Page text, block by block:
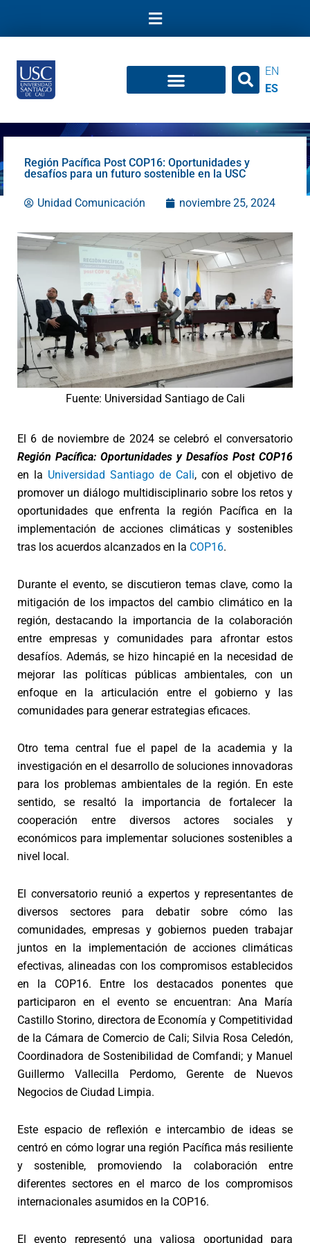
EN
ES
Región Pacífica Post COP16: Oportunidades y
desafíos para un futuro sostenible en la USC
Unidad Comunicación noviembre 25, 2024
Fuente: Universidad Santiago de Cali
El 6 de noviembre de 2024 se celebró el conversatorio
Región Pacífica: Oportunidades y Desafíos Post COP16
en la Universidad Santiago de Cali, con el objetivo de
promover un diálogo multidisciplinario sobre los retos y
oportunidades que enfrenta la región Pacífica en la
implementación de acciones climáticas y sostenibles
tras los acuerdos alcanzados en la COP16.
Durante el evento, se discutieron temas clave, como la
mitigación de los impactos del cambio climático en la
región, destacando la importancia de la colaboración
entre empresas y comunidades para afrontar estos
desafíos. Además, se hizo hincapié en la necesidad de
mejorar las políticas públicas ambientales, con un
enfoque en la articulación entre el gobierno y las
comunidades para generar estrategias eficaces.
Otro tema central fue el papel de la academia y la
investigación en el desarrollo de soluciones innovadoras
para los problemas ambientales de la región. En este
sentido, se resaltó la importancia de fortalecer la
cooperación entre diversos actores sociales y
económicos para implementar soluciones sostenibles a
nivel local.
El conversatorio reunió a expertos y representantes de
diversos sectores para debatir sobre cómo las
comunidades, empresas y gobiernos pueden trabajar
juntos en la implementación de acciones climáticas
efectivas, alineadas con los compromisos establecidos
en la COP16. Entre los destacados ponentes que
participaron en el evento se encuentran: Ana María
Castillo Storino, directora de Economía y Competitividad
de la Cámara de Comercio de Cali; Silvia Rosa Celedón,
Coordinadora de Sostenibilidad de Comfandi; y Manuel
Guillermo Vallecilla Perdomo, Gerente de Nuevos
Negocios de Ciudad Limpia.
Este espacio de reflexión e intercambio de ideas se
centró en cómo lograr una región Pacífica más resiliente
y sostenible, promoviendo la colaboración entre
diferentes sectores en el marco de los compromisos
internacionales asumidos en la COP16.
El evento representó una valiosa oportunidad para